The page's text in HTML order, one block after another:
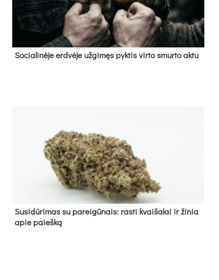
So­cia­li­nė­je erd­vė­je už­gi­męs pyk­tis vir­to smur­to ak­tu
Su­si­dū­ri­mas su pa­rei­gū­nais: ras­ti kvai­ša­lai ir ži­nia
apie paieš­ką